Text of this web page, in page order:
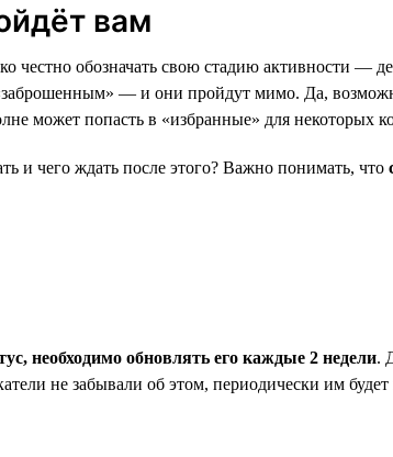
вам
честно обозначать свою стадию активности
— и они пройдут мимо. Да,
может попасть в «избранные» для
и чего ждать после этого? Важно понимать, что
необходимо обновлять его каждые 2 недели.
не забывали об этом, периодически им